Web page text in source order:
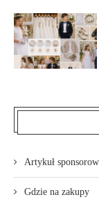
Artykuł
Gdzie na zakupy